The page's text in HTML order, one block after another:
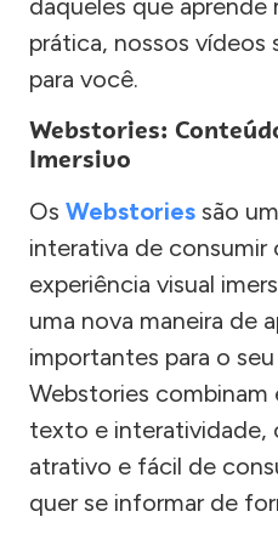
daqueles que aprende
prática, nossos vídeos
para você.
Webstories:
Imersivo
Os Webstories são
interativa de
experiência visual
uma nova maneira de
importantes para o
Webstories combinam
texto e interatividade,
atrativo e fácil de
quer se informar de